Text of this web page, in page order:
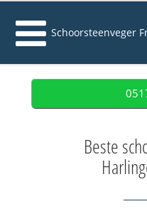
Schoorsteenveger
Beste